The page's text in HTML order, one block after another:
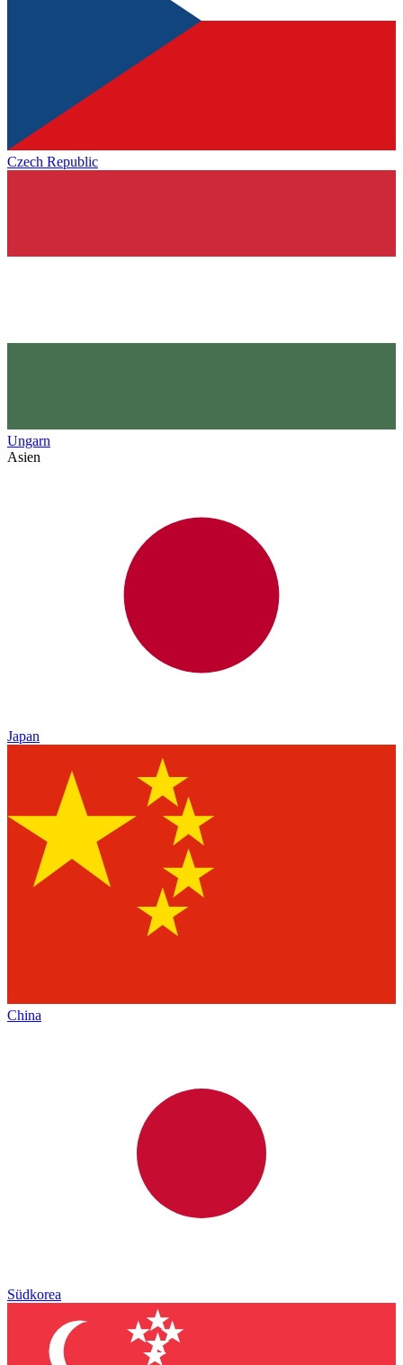
Czech Republic
Ungarn
Asien
Japan
China
Südkorea